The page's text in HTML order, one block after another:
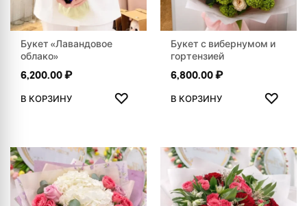
Букет «Лавандовое
облако»
6,200.00₽
В КОРЗИНУ ♡
ДОБАВИТЬ В ИЗБРАННОЕ
Букет с вибернумом и
гортензией
6,800.00₽
В КОРЗИНУ ♡